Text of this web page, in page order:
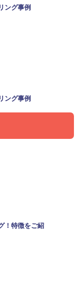
ング事例
ング事例
！特徴をご紹